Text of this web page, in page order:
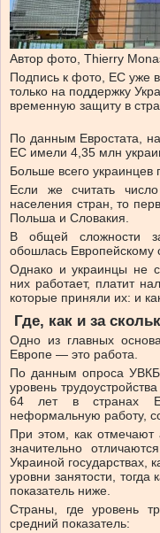
Автор фото, Thierry
Подпись к фото, ЕС уже
только на поддержку
временную защиту в
По данным Евростата,
ЕС имели 4,35 млн
Больше всего
Если же считать число
населения стран, то
Польша и Словакия.
В общей сложности
обошлась Европейскому
Однако и украинцы не
них работает, платит
которые приняли их: и
Где, как и за
Одно из главных
Европе — это работа.
По данным опроса
уровень
64 лет в странах
неформальную работу,
При этом, как
значительно
Украиной государствах,
уровни занятости, тогда
показатель ниже.
Страны, где уровень
средний показатель: